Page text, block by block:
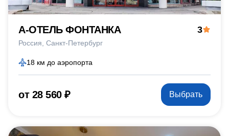
А-ОТЕЛЬ ФОНТАНКА
Россия Санкт-Петербург
3
18 км до аэропорта
от 28 560 ₽ Выбрать